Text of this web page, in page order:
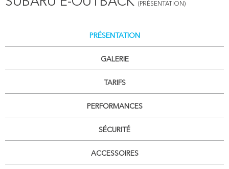
(PRÉSENTATION)
PRÉSENTATION
GALERIE
TARIFS
PERFORMANCES
SÉCURITÉ
ACCESSOIRES